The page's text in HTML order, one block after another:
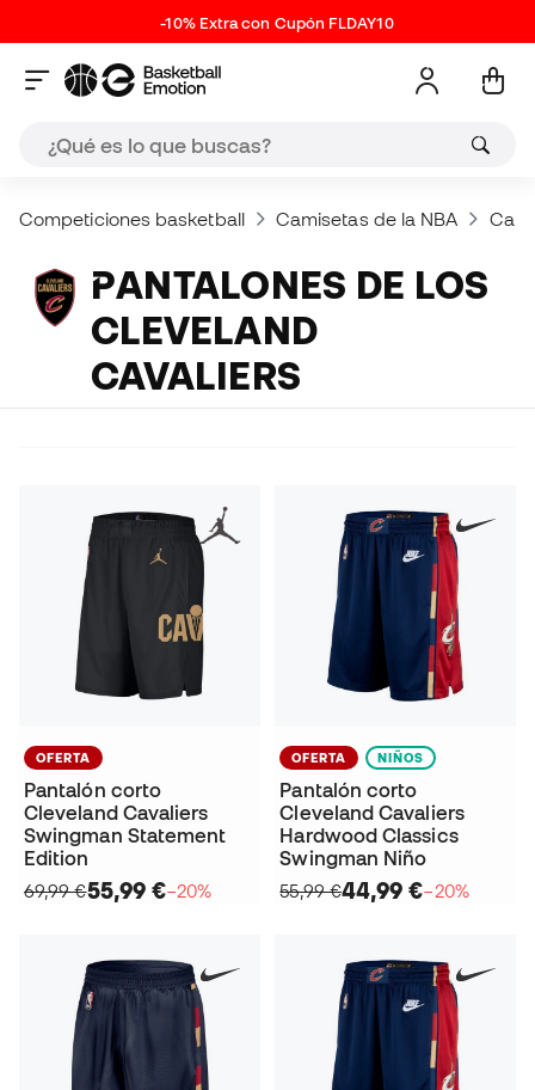
-10% Extra con Cupón FLDAY10
Competiciones basketball Camisetas de la NBA
PANTALONES DE LOS
CLEVELAND
CAVALIERS
OFERTA
Pantalón corto
Cleveland Cavaliers
Swingman Statement
Edition
69,99 €55,99 €−20%
OFERTA NIÑOS
Pantalón corto
Cleveland Cavaliers
Hardwood Classics
Swingman Niño
55,99 €44,99 €−20%